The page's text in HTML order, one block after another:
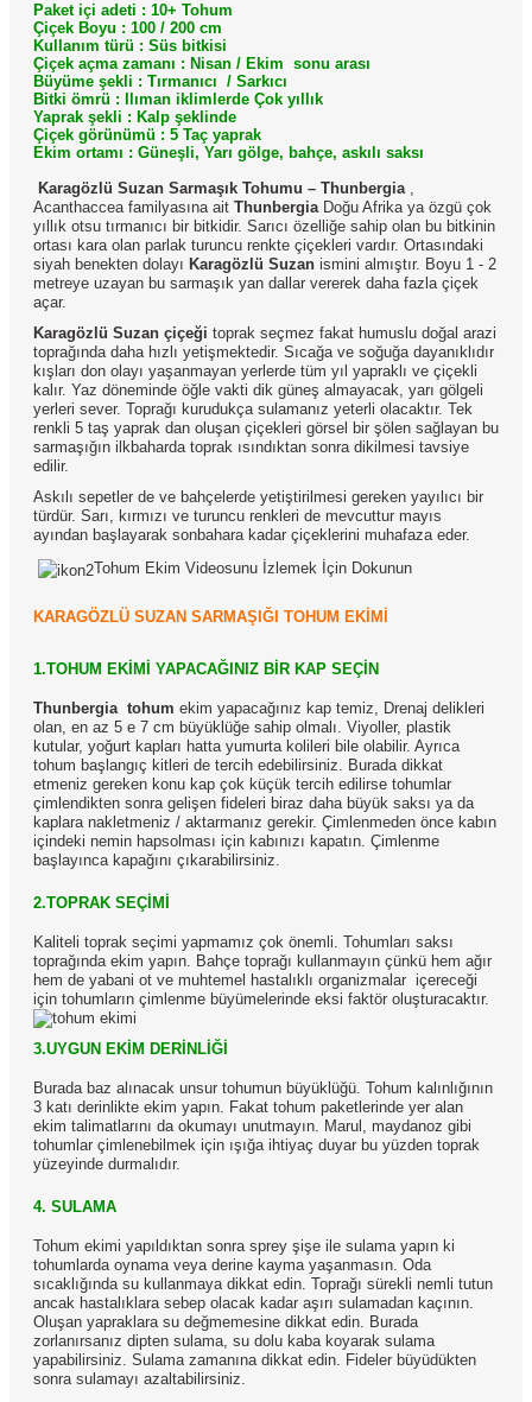
Paket içi adeti : 10+ Tohum
Çiçek Boyu : 100 / 200 cm
Kullanım türü : Süs bitkisi
Çiçek açma zamanı : Nisan / Ekim sonu arası
Büyüme şekli : Tırmanıcı / Sarkıcı
Bitki ömrü : Ilıman iklimlerde Çok yıllık
Yaprak şekli : Kalp şeklinde
Çiçek görünümü : 5 Taç yaprak
Ekim ortamı : Güneşli, Yarı gölge, bahçe, askılı saksı
Karagözlü Suzan Sarmaşık Tohumu – Thunbergia,
Acanthaccea familyasına ait Thunbergia Doğu Afrika ya özgü çok
yıllık otsu tırmanıcı bir bitkidir. Sarıcı özelliğe sahip olan bu bitkinin
ortası kara olan parlak turuncu renkte çiçekleri vardır. Ortasındaki
siyah benekten dolayı Karagözlü Suzan ismini almıştır. Boyu 1 - 2
metreye uzayan bu sarmaşık yan dallar vererek daha fazla çiçek
açar.
Karagözlü Suzan çiçeği toprak seçmez fakat humuslu doğal arazi
toprağında daha hızlı yetişmektedir. Sıcağa ve soğuğa dayanıklıdır
kışları don olayı yaşanmayan yerlerde tüm yıl yapraklı ve çiçekli
kalır. Yaz döneminde öğle vakti dik güneş almayacak, yarı gölgeli
yerleri sever. Toprağı kurudukça sulamanız yeterli olacaktır. Tek
renkli 5 taş yaprak dan oluşan çiçekleri görsel bir şölen sağlayan bu
sarmaşığın ilkbaharda toprak ısındıktan sonra dikilmesi tavsiye
edilir.
Askılı sepetler de ve bahçelerde yetiştirilmesi gereken yayılıcı bir
türdür. Sarı, kırmızı ve turuncu renkleri de mevcuttur mayıs
ayından başlayarak sonbahara kadar çiçeklerini muhafaza eder.
Tohum Ekim Videosunu İzlemek İçin Dokunun
KARAGÖZLÜ SUZAN SARMAŞIĞI TOHUM EKİMİ
1.TOHUM EKİMİ YAPACAĞINIZ BİR KAP SEÇİN
Thunbergia tohum ekim yapacağınız kap temiz, Drenaj delikleri
olan, en az 5 e 7 cm büyüklüğe sahip olmalı. Viyoller, plastik
kutular, yoğurt kapları hatta yumurta kolileri bile olabilir. Ayrıca
tohum başlangıç kitleri de tercih edebilirsiniz. Burada dikkat
etmeniz gereken konu kap çok küçük tercih edilirse tohumlar
çimlendikten sonra gelişen fideleri biraz daha büyük saksı ya da
kaplara nakletmeniz / aktarmanız gerekir. Çimlenmeden önce kabın
içindeki nemin hapsolması için kabınızı kapatın. Çimlenme
başlayınca kapağını çıkarabilirsiniz.
2.TOPRAK SEÇİMİ
Kaliteli toprak seçimi yapmamız çok önemli. Tohumları saksı
toprağında ekim yapın. Bahçe toprağı kullanmayın çünkü hem ağır
hem de yabani ot ve muhtemel hastalıklı organizmalar içereceği
için tohumların çimlenme büyümelerinde eksi faktör oluşturacaktır.
3.UYGUN EKİM DERİNLİĞİ
Burada baz alınacak unsur tohumun büyüklüğü. Tohum kalınlığının
3 katı derinlikte ekim yapın. Fakat tohum paketlerinde yer alan
ekim talimatlarını da okumayı unutmayın. Marul, maydanoz gibi
tohumlar çimlenebilmek için ışığa ihtiyaç duyar bu yüzden toprak
yüzeyinde durmalıdır.
4. SULAMA
Tohum ekimi yapıldıktan sonra sprey şişe ile sulama yapın ki
tohumlarda oynama veya derine kayma yaşanmasın. Oda
sıcaklığında su kullanmaya dikkat edin. Toprağı sürekli nemli tutun
ancak hastalıklara sebep olacak kadar aşırı sulamadan kaçının.
Oluşan yapraklara su değmemesine dikkat edin. Burada
zorlanırsanız dipten sulama, su dolu kaba koyarak sulama
yapabilirsiniz. Sulama zamanına dikkat edin. Fideler büyüdükten
sonra sulamayı azaltabilirsiniz.